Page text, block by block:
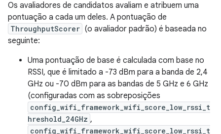
Os avaliadores de candidatos avaliam e atribuem uma
pontuação a cada um deles. A pontuação de
ThroughputScorer (o avaliador padrão) é baseada no
seguinte:
Uma pontuação de base é calculada com base no
RSSI, que é limitado a -73 dBm para a banda de 2,4
GHz ou -70 dBm para as bandas de 5 GHz e 6 GHz
(configuradas com as sobreposições
config_wifi_framework_wifi_score_low_rssi_t
hreshold_24GHz ,
config_wifi_framework_wifi_score_low_rssi_t